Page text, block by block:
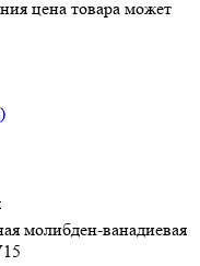
цена товара может
молибден-ванадиевая